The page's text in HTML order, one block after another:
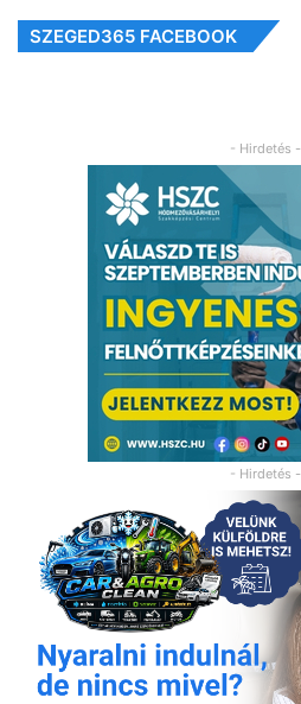
SZEGED365 FACEBOOK
- Hirdetés -
- Hirdetés -